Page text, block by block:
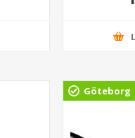
Göteborg